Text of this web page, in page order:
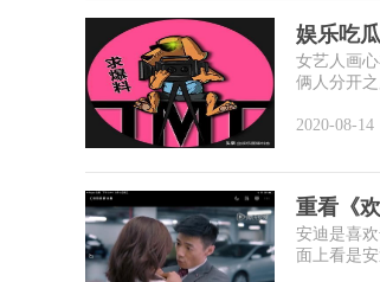
娱乐吃
女艺人画
俩人分开
2020-08-14
重看《
安迪是喜
面上看是